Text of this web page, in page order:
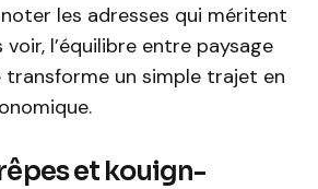
les adresses qui méritent
voir, l’équilibre entre paysage
transforme un simple trajet en
et kouign-